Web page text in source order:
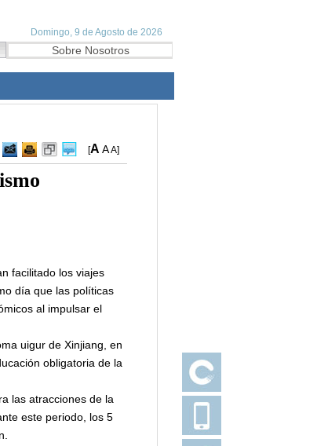
[A AA]
facilitado los viajes
día que las políticas
al impulsar el
uigur de Xinjiang, en
obligatoria de la
las atracciones de la
este periodo, los 5